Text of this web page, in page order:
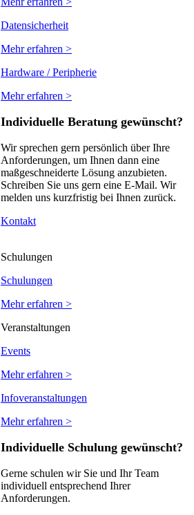
Datensicherheit
Mehr erfahren >
Hardware / Peripherie
Mehr erfahren >
Individuelle Beratung gewünscht?
Wir sprechen gern persönlich über Ihre
Anforderungen, um Ihnen dann eine
maßgeschneiderte Lösung anzubieten.
Schreiben Sie uns gern eine E-Mail. Wir
melden uns kurzfristig bei Ihnen zurück.
Kontakt
Schulungen
Schulungen
Mehr erfahren >
Veranstaltungen
Events
Mehr erfahren >
Infoveranstaltungen
Mehr erfahren >
Individuelle Schulung gewünscht?
Gerne schulen wir Sie und Ihr Team
individuell entsprechend Ihrer
Anforderungen.